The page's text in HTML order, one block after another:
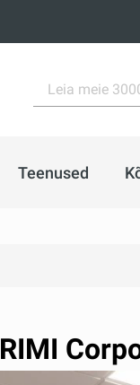
Teenused
RIMI